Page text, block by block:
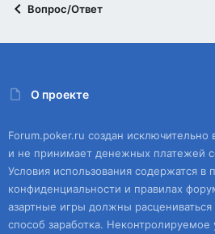
Вопрос/Ответ
О проекте
Forum.poker.ru создан
и не принимает денежных платежей
Условия использования содержатся в
конфиденциальности и правилах
азартные игры должны расцениваться
способ заработка.